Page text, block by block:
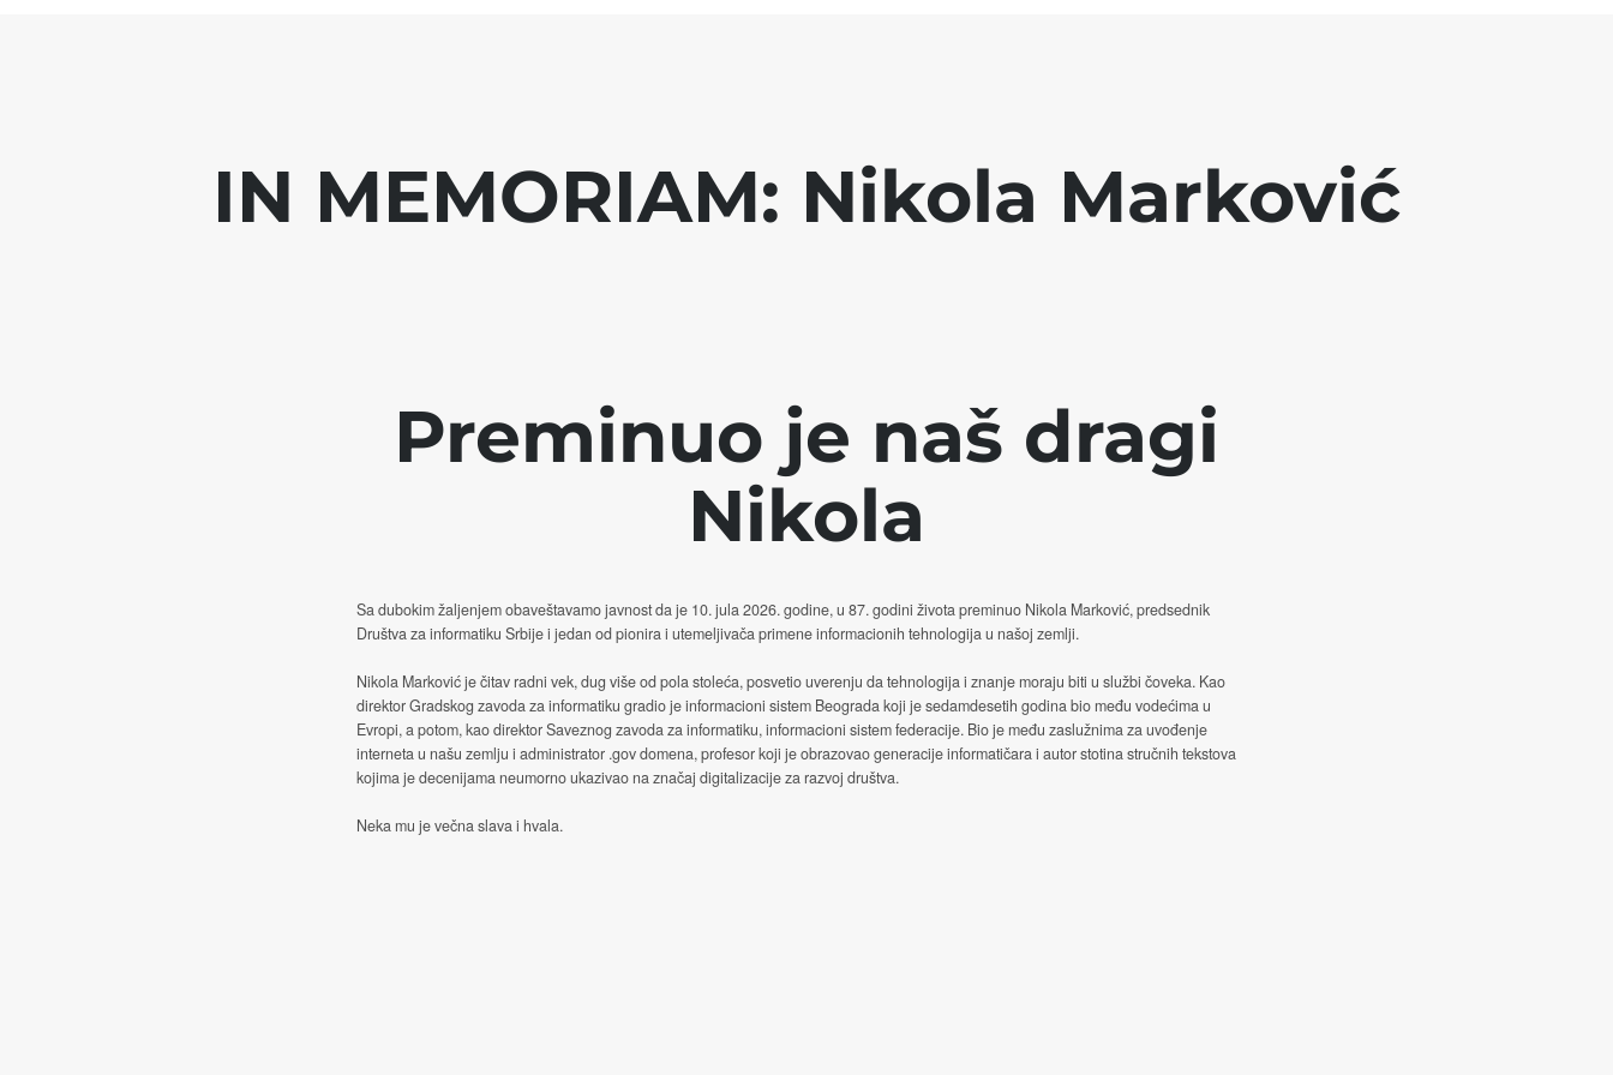
IN MEMORIAM: Nikola Marković
Preminuo je naš dragi
Nikola
Sa dubokim žaljenjem obaveštavamo javnost da je 10. jula 2026. godine, u 87. godini života preminuo Nikola Marković, predsednik
Društva za informatiku Srbije i jedan od pionira i utemeljivača primene informacionih tehnologija u našoj zemlji.
Nikola Marković je čitav radni vek, dug više od pola stoleća, posvetio uverenju da tehnologija i znanje moraju biti u službi čoveka. Kao
direktor Gradskog zavoda za informatiku gradio je informacioni sistem Beograda koji je sedamdesetih godina bio među vodećima u
Evropi, a potom, kao direktor Saveznog zavoda za informatiku, informacioni sistem federacije. Bio je među zaslužnima za uvođenje
interneta u našu zemlju i administrator .gov domena, profesor koji je obrazovao generacije informatičara i autor stotina stručnih tekstova
kojima je decenijama neumorno ukazivao na značaj digitalizacije za razvoj društva.
Neka mu je večna slava i hvala.